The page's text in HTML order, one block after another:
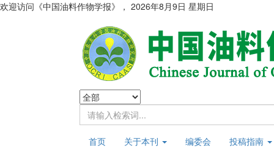
欢迎访问《中国油料作物学报》， 2026年8月9日 星期日
首页 关于本刊 编委会 投稿指南